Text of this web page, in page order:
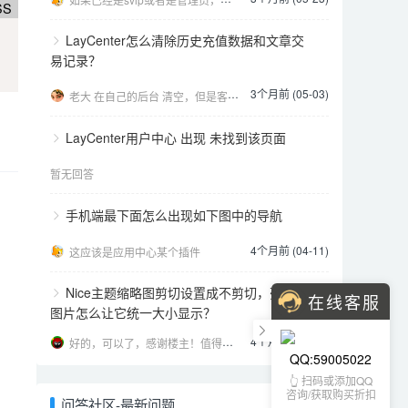
LayCenter怎么清除历史充值数据和文章交
易记录？
老大 在自己的后台 清空，但是客户的个人中心后台 还是在的 这种怎么弄 我现在清理了，发现客户的后 3个月前 (05-03)
LayCenter用户中心 出现 未找到该页面
暂无回答
手机端最下面怎么出现如下图中的导航
这应该是应用中心某个插件 4个月前 (04-11)
Nice主题缩略图剪切设置成不剪切，列表页
图片怎么让它统一大小显示？
好的，可以了，感谢楼主！值得信任的开发者。 4个月前 (04-01)
在线客服
QQ:59005022
👆 扫码或添加QQ
咨询/获取购买折扣